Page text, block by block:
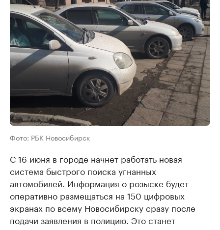
Фото: РБК Новосибирск
С 16 июня в городе начнет работать новая
система быстрого поиска угнанных
автомобилей. Информация о розыске будет
оперативно размещаться на 150 цифровых
экранах по всему Новосибирску сразу после
подачи заявления в полицию. Это станет